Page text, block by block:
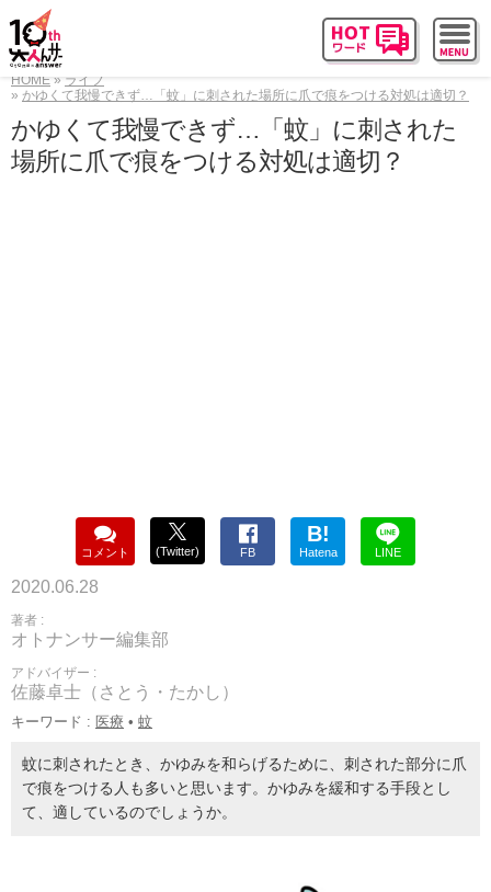
HOME
ライフ
かゆくて我慢できず…「蚊」に刺された場所に爪で痕をつける対処は適切？
かゆくて我慢できず…「蚊」に刺された
場所に爪で痕をつける対処は適切？
コメント (Twitter) FB
B!
Hatena LINE
2020.06.28
著者 :
オトナンサー編集部
アドバイザー :
佐藤卓士（さとう・たかし）
キーワード : 医療 • 蚊
蚊に刺されたとき、かゆみを和らげるために、刺された部分に爪
で痕をつける人も多いと思います。かゆみを緩和する手段とし
て、適しているのでしょうか。